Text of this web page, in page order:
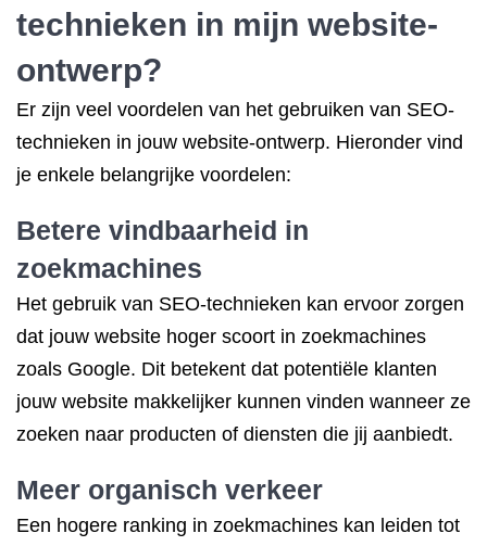
technieken in mijn website-
ontwerp?
Er zijn veel voordelen van het gebruiken van SEO-
technieken in jouw website-ontwerp. Hieronder vind
je enkele belangrijke voordelen:
Betere vindbaarheid in
zoekmachines
Het gebruik van SEO-technieken kan ervoor zorgen
dat jouw website hoger scoort in zoekmachines
zoals Google. Dit betekent dat potentiële klanten
jouw website makkelijker kunnen vinden wanneer ze
zoeken naar producten of diensten die jij aanbiedt.
Meer organisch verkeer
Een hogere ranking in zoekmachines kan leiden tot